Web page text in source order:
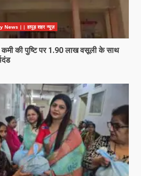
News || हापुड़ शहर न्यूज़
कमी की पुष्टि पर 1.90 लाख वसूली के साथ